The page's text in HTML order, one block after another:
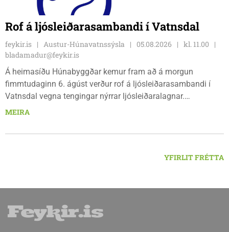
Rof á ljósleiðarasambandi í Vatnsdal
feykir.is Austur-Húnavatnssýsla 05.08.2026
kl. 11.00
bladamadur@feykir.is
Á heimasíðu Húnabyggðar kemur fram að á morgun
fimmtudaginn 6. ágúst verður rof á ljósleiðarasambandi í
Vatnsdal vegna tengingar nýrrar ljósleiðaralagnar.
Ljósleiðarasambandið verður rofið á morgun fimmtudag
MEIRA
YFIRLIT FRÉTTA